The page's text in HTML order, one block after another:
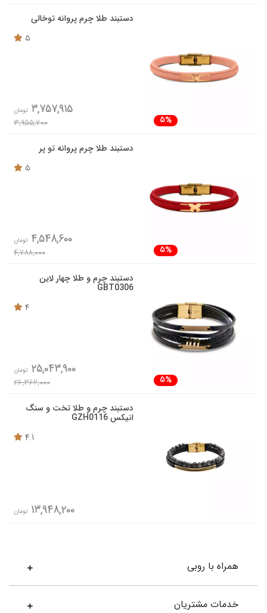
دستبند طلا چرم پروانه توخالی
5
5%
3,757,915 تومان
3,955,700
دستبند طلا چرم پروانه تو پر
5
5%
4,548,600 تومان
4,788,000
دستبند چرم و طلا چهار لاین
GBT0306
4
5%
25,043,900 تومان
26,362,000
دستبند چرم و طلا تخت و سنگ
انیکس GZH0116
4.1
13,948,200 تومان
همراه با روبی
خدمات مشتریان